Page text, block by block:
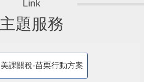
主題服務
美課關稅-苗栗行動方案